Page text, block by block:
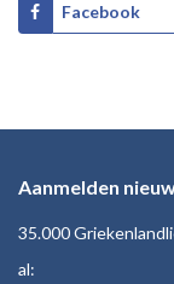
Facebook
Aanmelden
35.000
al: